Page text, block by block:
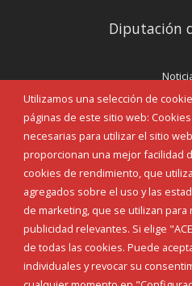
Utilizamos una selección de
páginas de este sitio web:
necesarias para utilizar el sitio
proporcionan una mejor facilidad
cookies de rendimiento, que
agregados sobre el uso y las
de marketing, que se utilizan
publicidad relevantes. Si elige
de todas las cookies. Puede
individuales y revocar su
Diputación
Corporación
Teléfonos
INICIAR
MAPA